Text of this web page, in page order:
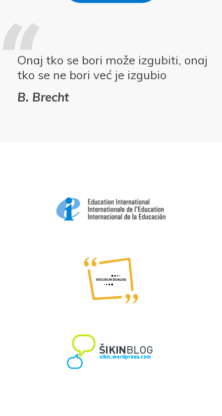
Onaj tko se bori može izgubiti, onaj
tko se ne bori već je izgubio
B. Brecht